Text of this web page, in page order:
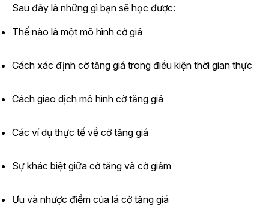
Sau đây là những gì bạn sẽ học được:
Thế nào là một mô hình cờ giá
Cách xác định cờ tăng giá trong điều kiện thời gian thực
Cách giao dịch mô hình cờ tăng giá
Các ví dụ thực tế về cờ tăng giá
Sự khác biệt giữa cờ tăng và cờ giảm
Ưu và nhược điểm của lá cờ tăng giá